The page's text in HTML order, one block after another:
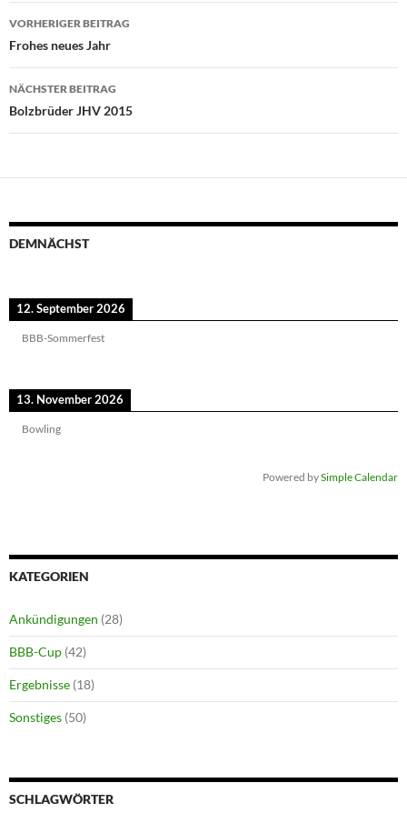
Beitragsnavigation
VORHERIGER BEITRAG
Frohes neues Jahr
NÄCHSTER BEITRAG
Bolzbrüder JHV 2015
DEMNÄCHST
12. September 2026
BBB-Sommerfest
13. November 2026
Bowling
Powered bySimple Calendar
KATEGORIEN
Ankündigungen (28)
BBB-Cup (42)
Ergebnisse (18)
Sonstiges (50)
SCHLAGWÖRTER